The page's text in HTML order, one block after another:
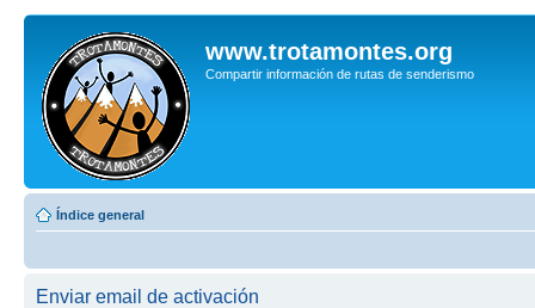
www.trotamontes.org
Compartir información de rutas de senderismo
Índice general
Enviar email de activación